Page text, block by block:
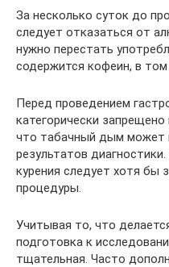
За несколько суток до
следует отказаться от
нужно перестать
содержится кофеин, в том
Перед проведением
категорически
что табачный дым может
результатов
курения следует хотя бы
процедуры.
Учитывая то, что
подготовка к
тщательная. Часто